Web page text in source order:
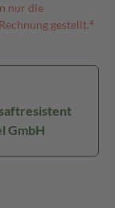
nur die
gestellt.⁴
GmbH